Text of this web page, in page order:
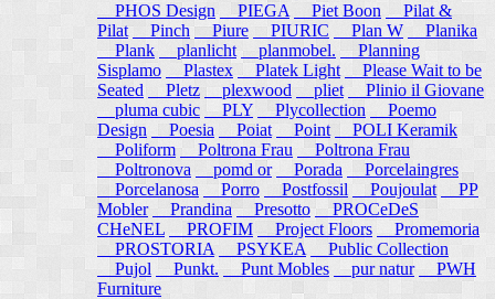
PHOS Design
PIEGA Piet Boon
Pilat &
Pilat
Pinch Piure PIURIC Plan W
Planika
Plank
planlicht planmobel. Planning
Sisplamo
Plastex Platek Light
Please Wait to be
Seated
Pletz plexwood pliet
Plinio il Giovane
pluma cubic
PLY Plycollection
Poemo
Design
Poesia Poiat Point
POLI Keramik
Poliform
Poltrona Frau
Poltrona Frau
Poltronova
pomd or Porada
Porcelaingres
Porcelanosa
Porro Postfossil Poujoulat
PP
Mobler
Prandina Presotto
PROCeDeS
CHeNEL
PROFIM Project Floors
Promemoria
PROSTORIA
PSYKEA
Public Collection
Pujol
Punkt. Punt Mobles pur natur
PWH
Furniture